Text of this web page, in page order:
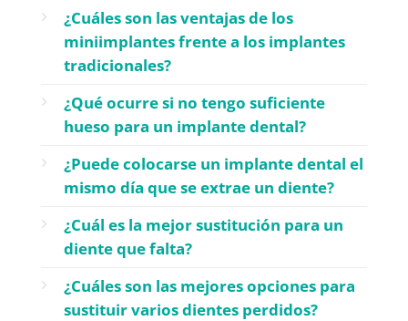
¿Cuáles son las ventajas de los
miniimplantes frente a los implantes
tradicionales?
¿Qué ocurre si no tengo suficiente
hueso para un implante dental?
¿Puede colocarse un implante dental el
mismo día que se extrae un diente?
¿Cuál es la mejor sustitución para un
diente que falta?
¿Cuáles son las mejores opciones para
sustituir varios dientes perdidos?